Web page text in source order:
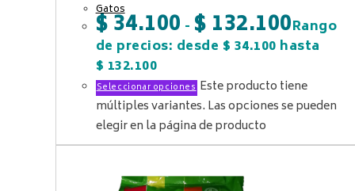
Gatos
$34.100 - $132.100Rango
de precios: desde $ 34.100 hasta
$ 132.100
Seleccionar opciones Este producto tiene
múltiples variantes. Las opciones se pueden
elegir en la página de producto